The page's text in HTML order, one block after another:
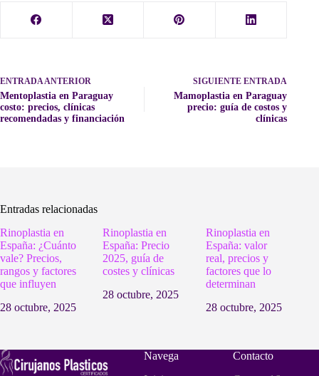
ENTRADAANTERIOR
Mentoplastia en Paraguay
costo: precios, clínicas
recomendadas y financiación
SIGUIENTEENTRADA
Mamoplastia en Paraguay
precio: guía de costos y
clínicas
Entradas relacionadas
Rinoplastia en
España: ¿Cuánto
vale? Precios,
rangos y factores
que influyen
28 octubre, 2025
Rinoplastia en
España: Precio
2025, guía de
costes y clínicas
28 octubre, 2025
Rinoplastia en
España: valor
real, precios y
factores que lo
determinan
28 octubre, 2025
Navega
Contacto